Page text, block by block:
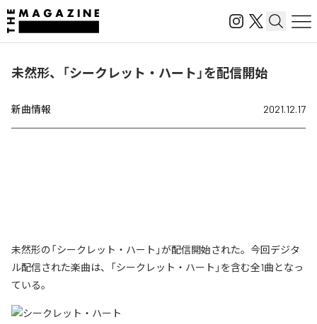
未然形、「シークレット・ハート」を配信開始
新曲情報 2021.12.17
未然形の「シークレット・ハート」が配信開始された。今回デジタ
ル配信された楽曲は、「シークレット・ハート」を含む全1曲となっ
ている。